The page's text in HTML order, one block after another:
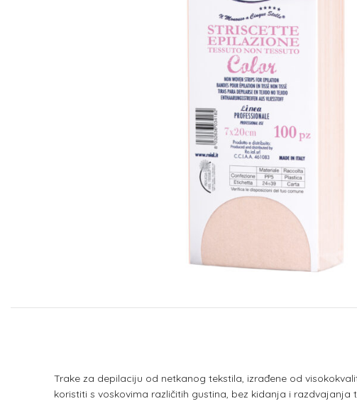
Trake za depilaciju od netkanog tekstila, izrađene od
koristiti s voskovima različitih gustina, bez kidanja i